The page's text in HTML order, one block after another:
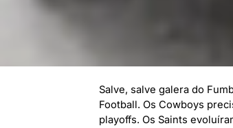
Salve, salve galera do
Football. Os Cowboys
playoffs. Os Saints